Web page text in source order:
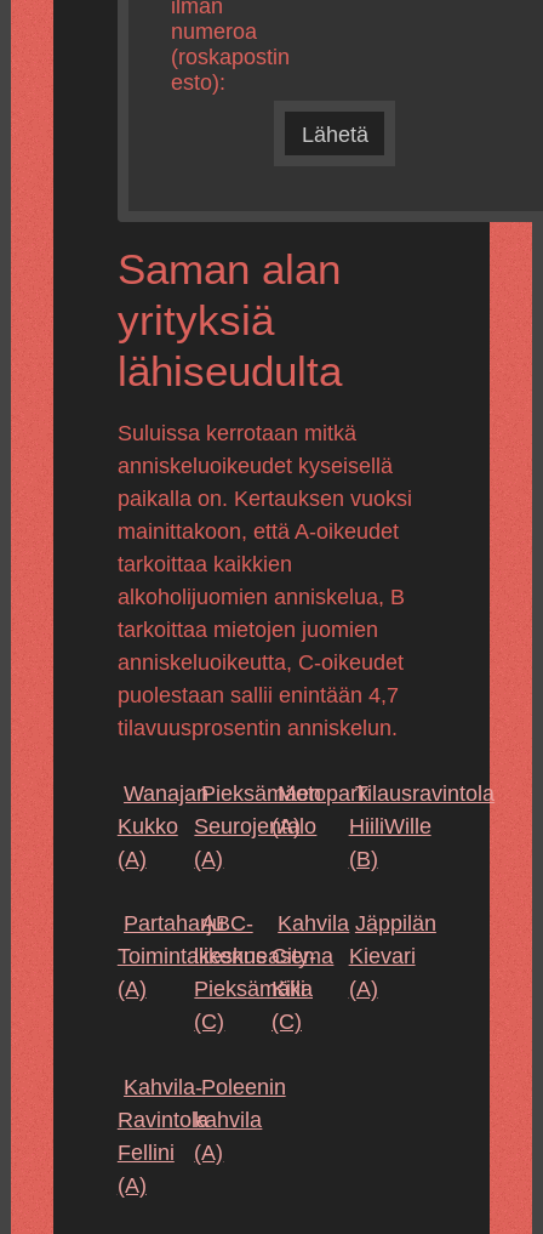
ilman
numeroa
(roskapostin
esto):
Lähetä
Saman alan
yrityksiä
lähiseudulta
Suluissa kerrotaan mitkä
anniskeluoikeudet kyseisellä
paikalla on. Kertauksen vuoksi
mainittakoon, että A-oikeudet
tarkoittaa kaikkien
alkoholijuomien anniskelua, B
tarkoittaa mietojen juomien
anniskeluoikeutta, C-oikeudet
puolestaan sallii enintään 4,7
tilavuusprosentin anniskelun.
Wanajan
Kukko
(A)
Pieksämäen
Seurojentalo
(A)
Motopark
(A)
Tilausravintola
HiiliWille
(B)
Partaharju
Toimintakeskus
(A)
ABC-
liikenneasema
Pieksämäki
(C)
Kahvila
City-
Kiila
(C)
Jäppilän
Kievari
(A)
Kahvila-
Ravintola
Fellini
(A)
Poleenin
kahvila
(A)